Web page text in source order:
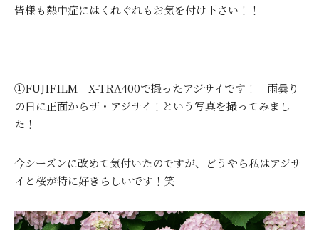
皆様も熱中症にはくれぐれもお気を付け下さい！！
①FUJIFILM X-TRA400で撮ったアジサイです！ 雨曇り
の日に正面からザ・アジサイ！という写真を撮ってみまし
た！
今シーズンに改めて気付いたのですが、どうやら私はアジサ
イと桜が特に好きらしいです！笑